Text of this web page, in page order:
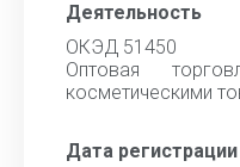
Деятельность
ОКЭД 51450
Оптовая
косметическими
Дата регистрации